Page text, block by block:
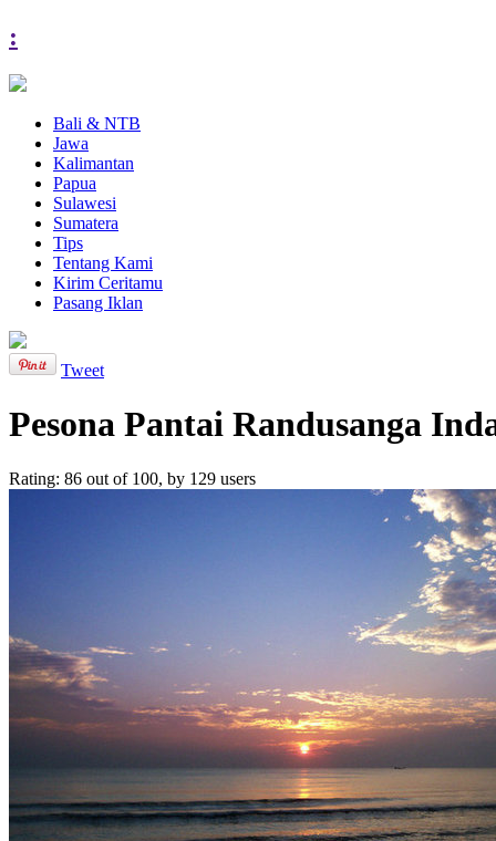
:
Bali & NTB
Jawa
Kalimantan
Papua
Sulawesi
Sumatera
Tips
Tentang Kami
Kirim Ceritamu
Pasang Iklan
Tweet
Pesona Pantai Randusanga
Rating: 86 out of 100, by 129 users